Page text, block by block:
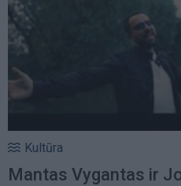
Kultūra
Mantas Vygantas ir